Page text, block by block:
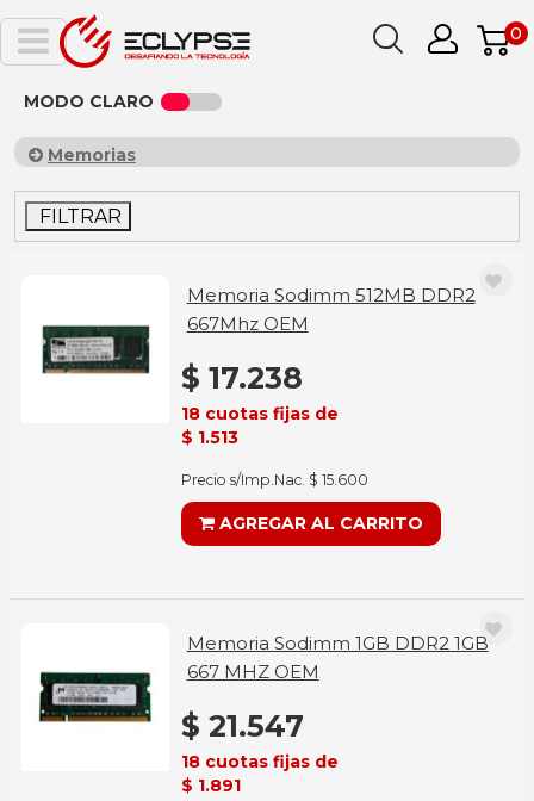
0
MODO CLARO
Memorias
FILTRAR
Memoria Sodimm 512MB DDR2
667Mhz OEM
$ 17.238
18 cuotas fijas de
$ 1.513
Precio s/Imp.Nac. $ 15.600
AGREGAR AL CARRITO
Memoria Sodimm 1GB DDR2 1GB
667 MHZ OEM
$ 21.547
18 cuotas fijas de
$ 1.891